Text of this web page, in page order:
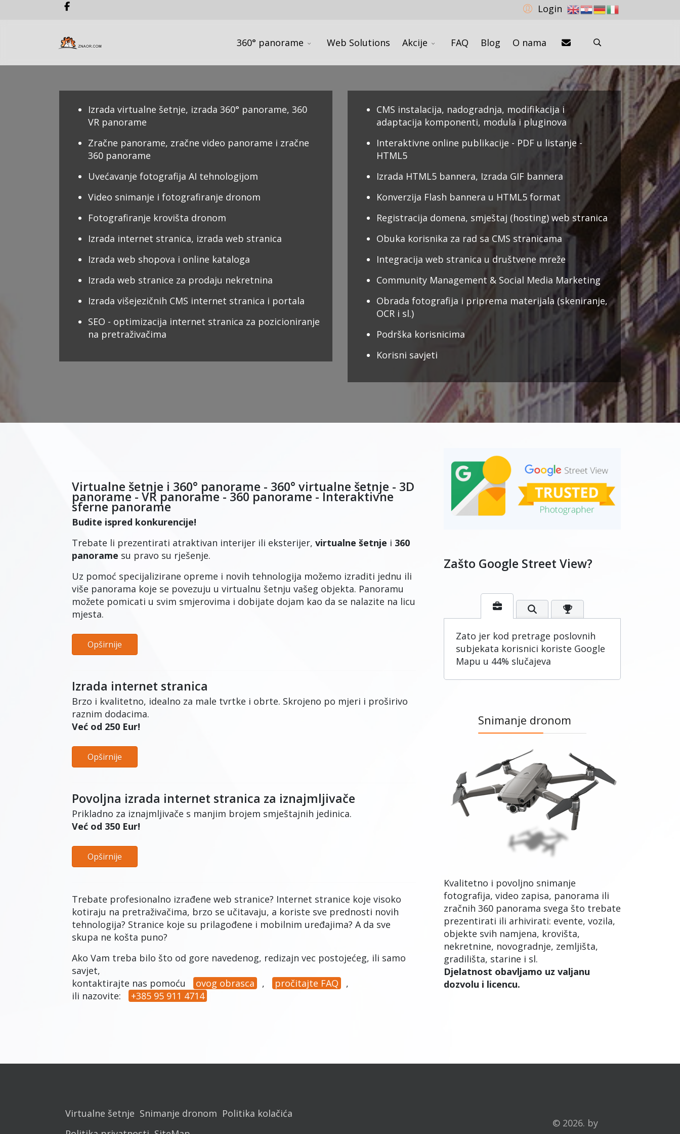
Login
360° panorame Web Solutions Akcije FAQ Blog O nama
Izrada virtualne šetnje, izrada 360° panorame, 360
VR panorame
Zračne panorame, zračne video panorame i zračne
360 panorame
Uvećavanje fotografija AI tehnologijom
Video snimanje i fotografiranje dronom
Fotografiranje krovišta dronom
Izrada internet stranica, izrada web stranica
Izrada web shopova i online kataloga
Izrada web stranice za prodaju nekretnina
Izrada višejezičnih CMS internet stranica i portala
SEO - optimizacija internet stranica za pozicioniranje
na pretraživačima
CMS instalacija, nadogradnja, modifikacija i
adaptacija komponenti, modula i pluginova
Interaktivne online publikacije - PDF u listanje -
HTML5
Izrada HTML5 bannera, Izrada GIF bannera
Konverzija Flash bannera u HTML5 format
Registracija domena, smještaj (hosting) web stranica
Obuka korisnika za rad sa CMS stranicama
Integracija web stranica u društvene mreže
Community Management & Social Media Marketing
Obrada fotografija i priprema materijala (skeniranje,
OCR i sl.)
Podrška korisnicima
Korisni savjeti
Virtualne šetnje i 360° panorame - 360° virtualne šetnje - 3D
panorame - VR panorame - 360 panorame - Interaktivne
sferne panorame
Budite ispred konkurencije!
Trebate li prezentirati atraktivan interijer ili eksterijer, virtualne šetnje i 360
panorame su pravo su rješenje.
Uz pomoć specijalizirane opreme i novih tehnologija možemo izraditi jednu ili
više panorama koje se povezuju u virtualnu šetnju vašeg objekta. Panoramu
možete pomicati u svim smjerovima i dobijate dojam kao da se nalazite na licu
mjesta.
Opširnije
Izrada internet stranica
Brzo i kvalitetno, idealno za male tvrtke i obrte. Skrojeno po mjeri i proširivo
raznim dodacima.
Već od 250 Eur!
Opširnije
Povoljna izrada internet stranica za iznajmljivače
Prikladno za iznajmljivače s manjim brojem smještajnih jedinica.
Već od 350 Eur!
Opširnije
Trebate profesionalno izrađene web stranice? Internet stranice koje visoko
kotiraju na pretraživačima, brzo se učitavaju, a koriste sve prednosti novih
tehnologija? Stranice koje su prilagođene i mobilnim uređajima? A da sve
skupa ne košta puno?
Ako Vam treba bilo što od gore navedenog, redizajn vec postojećeg, ili samo
savjet,
kontaktirajte nas pomoću
ovog obrasca , pročitajte FAQ
,
ili nazovite:
+385 95 911 4714
Zašto Google Street View?
Zato jer kod pretrage poslovnih
subjekata korisnici koriste Google
Mapu u 44% slučajeva
Snimanje dronom
Kvalitetno i povoljno snimanje
fotografija, video zapisa, panorama ili
zračnih 360 panorama svega što trebate
prezentirati ili arhivirati: evente, vozila,
objekte svih namjena, krovišta,
nekretnine, novogradnje, zemljišta,
gradilišta, starine i sl.
Djelatnost obavljamo uz valjanu
dozvolu i licencu.
Virtualne šetnje Snimanje dronom Politika kolačića
© 2026. by